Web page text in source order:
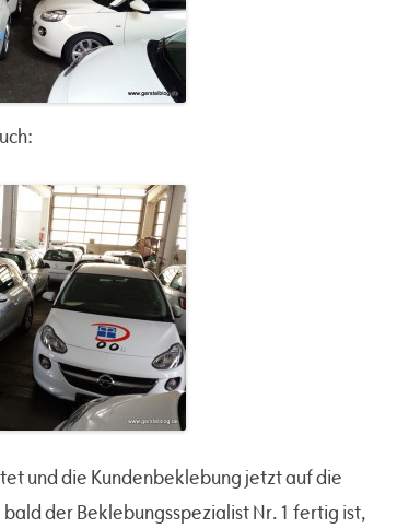
und die Kundenbeklebung jetzt auf die
der Beklebungsspezialist Nr. 1 fertig ist,